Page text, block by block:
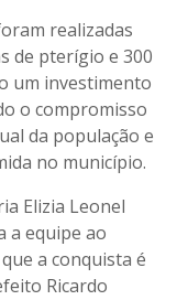
realizadas
de pterígio e 300
um investimento
o compromisso
da população e
no município.
Elizia Leonel
a equipe ao
a conquista é
Ricardo